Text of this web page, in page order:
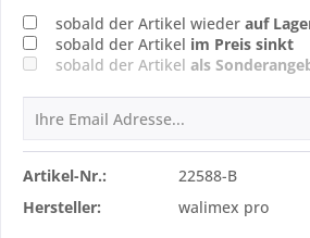
sobald der Artikel wieder auf
sobald der Artikel im Preis sinkt
sobald der Artikel als
Artikel-Nr.:
22588-B
Hersteller:
walimex pro